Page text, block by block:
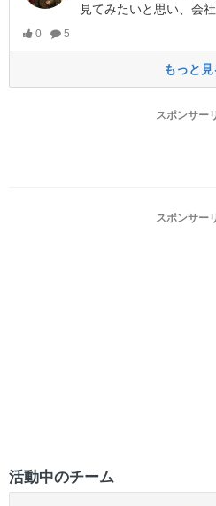
見てみたいと思い、会
0 5
もっと見
スポンサー
スポンサー
活動中のチーム